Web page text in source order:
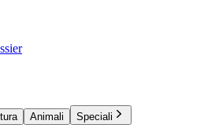
Animali
Speciali